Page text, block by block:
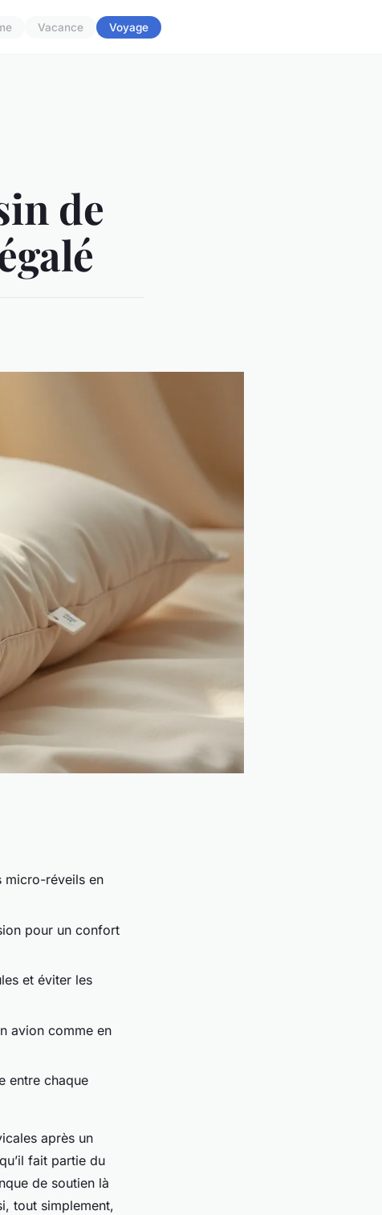
Vacance Voyage
de
micro-réveils en
pour un confort
et éviter les
avion comme en
entre chaque
après un
fait partie du
de soutien là
tout simplement,